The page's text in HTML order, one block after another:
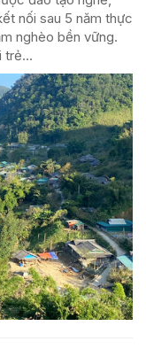
nối sau 5 năm thực
nghèo bền vững.
trẻ...